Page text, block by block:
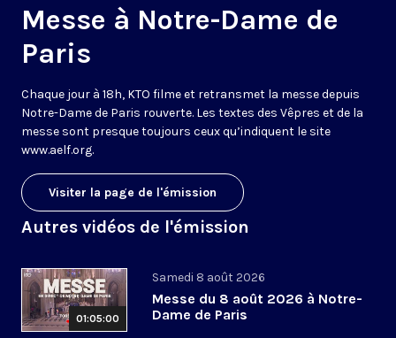
Messe à Notre-Dame de
Paris
Chaque jour à 18h, KTO filme et retransmet la messe depuis
Notre-Dame de Paris rouverte. Les textes des Vêpres et de la
messe sont presque toujours ceux qu’indiquent le site
www.aelf.org.
Visiter la page de l'émission
Autres vidéos de l'émission
01:05:00
Samedi 8 août 2026
Messe du 8 août 2026 à Notre-
Dame de Paris